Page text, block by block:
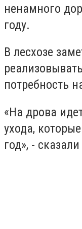
ненамного
году.
В лесхозе
потребность
«На дрова
ухода,
год», -